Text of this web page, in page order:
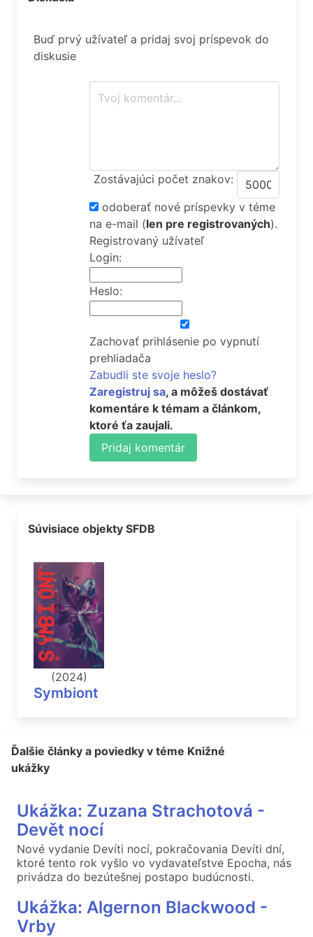
Buď prvý užívateľ a pridaj svoj príspevok do
diskusie
Zostávajúci počet znakov:
odoberať nové príspevky v téme
na e-mail (len pre registrovaných).
Registrovaný užívateľ
Login:
Heslo:
Zachovať prihlásenie po vypnutí
prehliadača
Zabudli ste svoje heslo?
Zaregistruj sa, a môžeš dostávať
komentáre k témam a článkom,
ktoré ťa zaujali.
Pridaj komentár
Súvisiace objekty SFDB
(2024)
Symbiont
Ďalšie články a poviedky v téme Knižné
ukážky
Ukážka: Zuzana Strachotová -
Devět nocí
Nové vydanie Devíti nocí, pokračovania Devíti dní,
ktoré tento rok vyšlo vo vydavateľstve Epocha, nás
privádza do bezútešnej postapo budúcnosti.
Ukážka: Algernon Blackwood -
Vrby